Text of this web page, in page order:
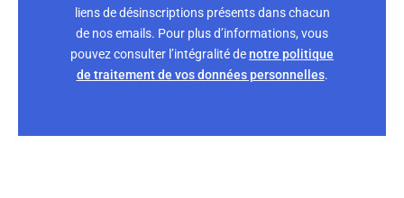
liens de désinscriptions présents dans chacun
de nos emails. Pour plus d’informations, vous
pouvez consulter l’intégralité denotre politique
de traitement de vos données personnelles.